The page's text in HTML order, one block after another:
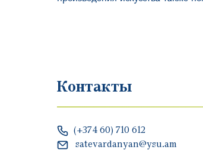
Контакты
(+374 60) 710 612
satevardanyan@ysu.am